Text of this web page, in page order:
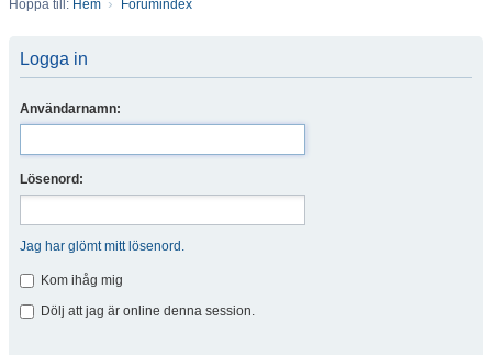
Hoppa till: Hem Forumindex
Logga in
Användarnamn:
Lösenord:
Jag har glömt mitt lösenord.
Kom ihåg mig
Dölj att jag är online denna session.